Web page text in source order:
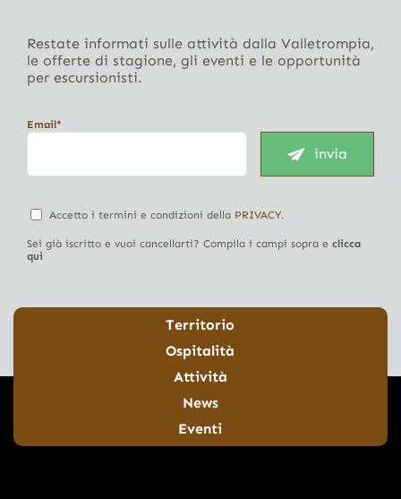
Restate informati sulle attività dalla Valletrompia,
le offerte di stagione, gli eventi e le opportunità
per escursionisti.
Email*
invia
Accetto i termini e condizioni della PRIVACY.
Sei già iscritto e vuoi cancellarti? Compila i campi sopra e clicca
qui
Territorio
Ospitalità
Attività
News
Eventi